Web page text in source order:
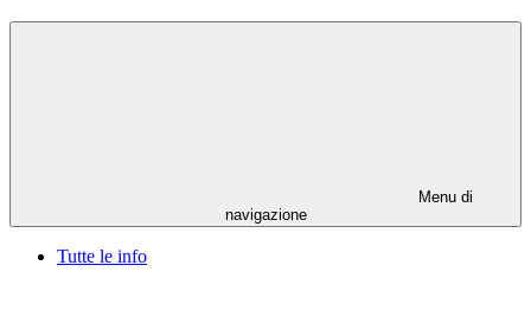
Menu di
navigazione
Tutte le info